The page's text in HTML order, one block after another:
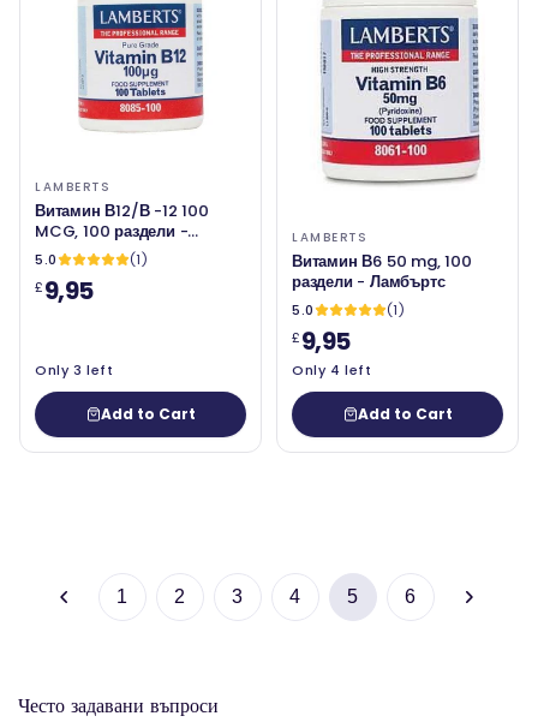
LAMBERTS
Витамин В12/В -12 100
MCG, 100 раздели -
Ламбъртс
5.0
(1)
£9,95
Only 3 left
Add to Cart
LAMBERTS
Витамин В6 50 mg, 100
раздели - Ламбъртс
5.0
(1)
£9,95
Only 4 left
Add to Cart
1 2 3 4 5 6
Често задавани въпроси